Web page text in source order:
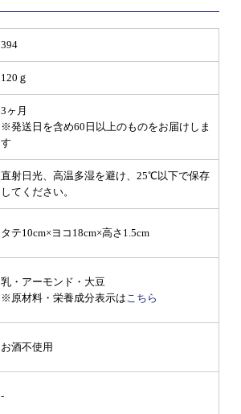
394
120ｇ
3ヶ月
※発送日を含め60日以上のものをお届けしま
す
直射日光、高温多湿を避け、25℃以下で保存
してください。
タテ10cm×ヨコ18cm×高さ1.5cm
乳・アーモンド・大豆
※原材料・栄養成分表示はこちら
お酒不使用
-